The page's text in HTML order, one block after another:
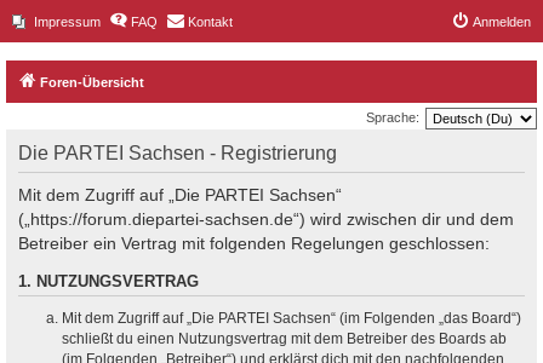
Impressum FAQ Kontakt Anmelden
Foren-Übersicht
Sprache:
Die PARTEI Sachsen - Registrierung
Mit dem Zugriff auf „Die PARTEI Sachsen“
(„https://forum.diepartei-sachsen.de“) wird zwischen dir und dem
Betreiber ein Vertrag mit folgenden Regelungen geschlossen:
1. NUTZUNGSVERTRAG
Mit dem Zugriff auf „Die PARTEI Sachsen“ (im Folgenden „das Board“)
schließt du einen Nutzungsvertrag mit dem Betreiber des Boards ab
(im Folgenden „Betreiber“) und erklärst dich mit den nachfolgenden